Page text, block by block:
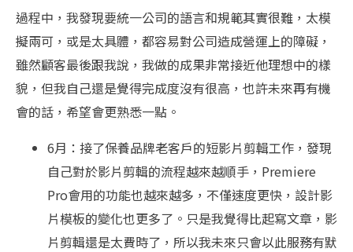
過程中，我發現要統一公司的語言和規範其實很難，太模
擬兩可，或是太具體，都容易對公司造成營運上的障礙，
雖然顧客最後跟我說，我做的成果非常接近他理想中的樣
貌，但我自己還是覺得完成度沒有很高，也許未來再有機
會的話，希望會更熟悉一點。
6月：接了保養品牌老客戶的短影片剪輯工作，發現
自己對於影片剪輯的流程越來越順手，Premiere
Pro會用的功能也越來越多，不僅速度更快，設計影
片模板的變化也更多了。只是我覺得比起寫文章，影
片剪輯還是太費時了，所以我未來只會以此服務有默